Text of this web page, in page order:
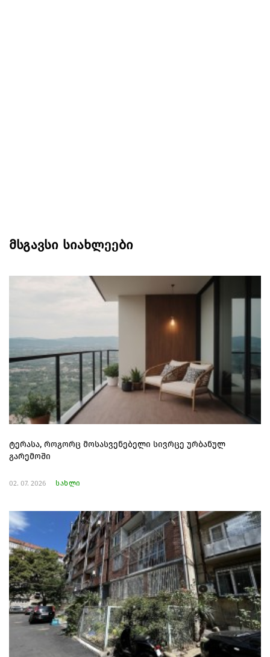
მსგავსი სიახლეები
ტერასა, როგორც მოსასვენებელი სივრცე ურბანულ
გარემოში
02. 07. 2026 სახლი